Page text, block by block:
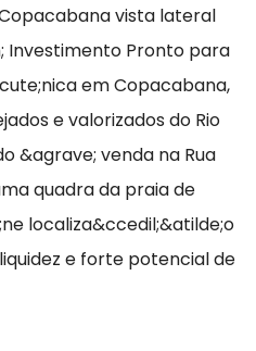
vista lateral
Investimento Pronto para
em Copacabana,
e valorizados do Rio
&agrave; venda na Rua
quadra da praia de
localiza&ccedil;&atilde;o
e forte potencial de